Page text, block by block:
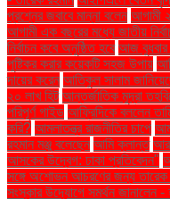
প্রশ্নের জবাবে মান্না বলেন আগামী
আগামী এক বছরের মধ্যে জাতীয়
নির্বাচন কবে অনুষ্ঠিত হবে আজ বুধবার
পুষ্টিকর করার কয়েকটি সহজ উপায়
দায়ের করেন আতিকুল সালাম
২০ লাখ হিট আন্তর্জাতিক মুদ্রা
পরিপূর্ণ গাইড আফ্রিদিকে বললেন
করি? আমলাতন্ত্র রাজনীতির চাপে
রহমান মঞ্জু বলেছেন আমি ক্লান্ত
আসকের উদ্বেগ: ঢাকা প্রতিবেদন"
সঙ্গে অশোভন আচরণের জন্য তারেক
সংস্কার উদ্যোগে সমর্থন জানালেন -